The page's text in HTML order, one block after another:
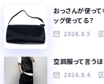
おっさんが使っ
ッグ使ってる？
2026.8.5
空調服って言う
2026.8.4